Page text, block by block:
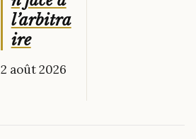
l’arbitra
ire
2 août 2026